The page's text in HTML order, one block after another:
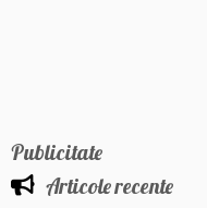
Publicitate
Articole recente